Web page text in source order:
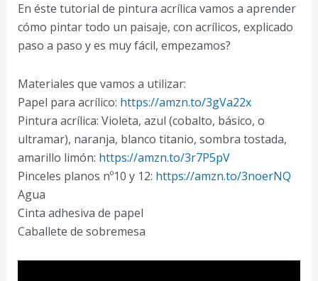
Un
Punto
muy
y
Paso
a
Paso
En éste tutorial de pintura acrílica vamos a aprender
cómo pintar todo un paisaje, con acrílicos, explicado
paso a paso y es muy fácil, empezamos?
Materiales que vamos a utilizar:
Papel para acrílico: https://amzn.to/3gVa22x
Pintura acrílica: Violeta, azul (cobalto, básico, o
ultramar), naranja, blanco titanio, sombra tostada,
amarillo limón: https://amzn.to/3r7P5pV
Pinceles planos nº10 y 12: https://amzn.to/3noerNQ
Agua
Cinta adhesiva de papel
Caballete de sobremesa